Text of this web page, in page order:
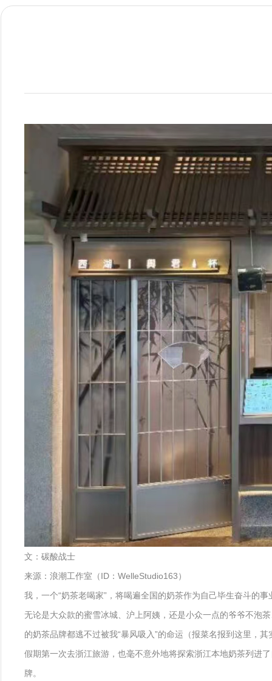
文：碳酸战士
来源：浪潮工作室（ID：WelleStudio163）
我，一个“奶茶老喝家”，将喝遍全国的奶茶作为自己毕生奋斗的事
无论是大众款的蜜雪冰城、沪上阿姨，还是小众一点的爷爷不泡
的奶茶品牌都逃不过被我“暴风吸入”的命运（报菜名报到这里，
假期第一次去浙江旅游，也毫不意外地将探索浙江本地奶茶列进
牌。